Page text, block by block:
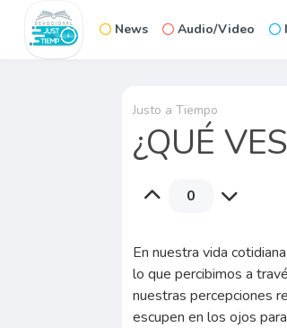
News Audio/Video
Justo a Tiempo
¿QUÉ
0
En nuestra vida
lo que percibimos a
nuestras percepciones
escupen en los ojos